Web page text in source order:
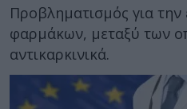
Προβληματισμός για την
φαρμάκων, μεταξύ των
αντικαρκινικά.